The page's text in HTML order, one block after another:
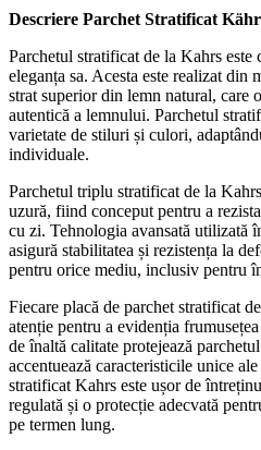
Descriere Parchet Stratificat
Parchetul stratificat de la Kahrs este
eleganța sa. Acesta este realizat din
strat superior din lemn natural, care
autentică a lemnului. Parchetul
varietate de stiluri și culori,
individuale.
Parchetul triplu stratificat de la
uzură, fiind conceput pentru a
cu zi. Tehnologia avansată utilizată
asigură stabilitatea și rezistența la
pentru orice mediu, inclusiv pentru
Fiecare placă de parchet stratificat
atenție pentru a evidenția
de înaltă calitate protejează
accentuează caracteristicile unice
stratificat Kahrs este ușor de
regulată și o protecție adecvată
pe termen lung.